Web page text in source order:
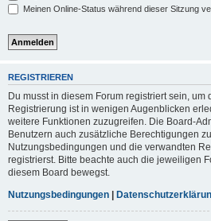
Meinen Online-Status während dieser Sitzung
REGISTRIEREN
Du musst in diesem Forum registriert sein,
Registrierung ist in wenigen Augenblicken
weitere Funktionen zuzugreifen. Die Board-
Benutzern auch zusätzliche Berechtigungen
Nutzungsbedingungen und die verwandten
registrierst. Bitte beachte auch die jeweiligen
diesem Board bewegst.
Nutzungsbedingungen |